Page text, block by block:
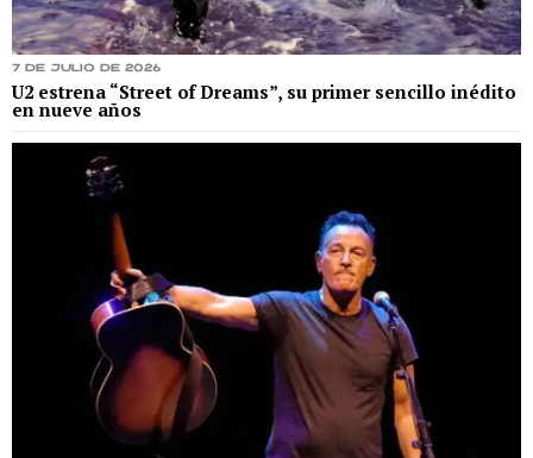
7 de julio de 2026
U2 estrena “Street of Dreams”, su primer sencillo inédito
en nueve años